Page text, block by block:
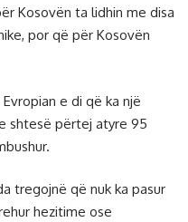
Kosovën ta lidhin me disa
por që për Kosovën
e di që ka një
shtesë përtej atyre 95
tregojnë që nuk ka pasur
hezitime ose